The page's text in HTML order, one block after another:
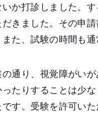
いか打診しました。
だきました。その申
また、試験の時間も
の通り、視覚障がい
ったりすることは少
です。受験を許可い